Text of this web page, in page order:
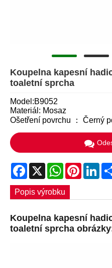
Koupelna kapesní
toaletní sprcha
Model:B9052
Materiál: Mosaz
Ošetření povrchu ： Černý
Facebook
X WhatsApp
Popis výrobku
Koupelna kapesní
toaletní sprcha